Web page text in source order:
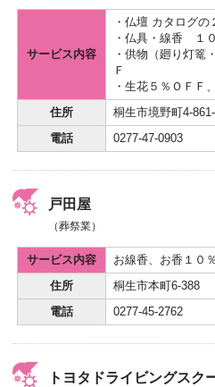
サービス内容
・仏壇 カタログの
・仏具・線香 １
・供物（廻り灯篭
Ｆ
・生花５％ＯＦＦ
住所 桐生市境野町4-
電話 0277-47-0903
戸田屋
（葬祭業）
サービス内容 お線香、お香１０
住所 桐生市本町6-388
電話 0277-45-2762
トヨタドライビングスク